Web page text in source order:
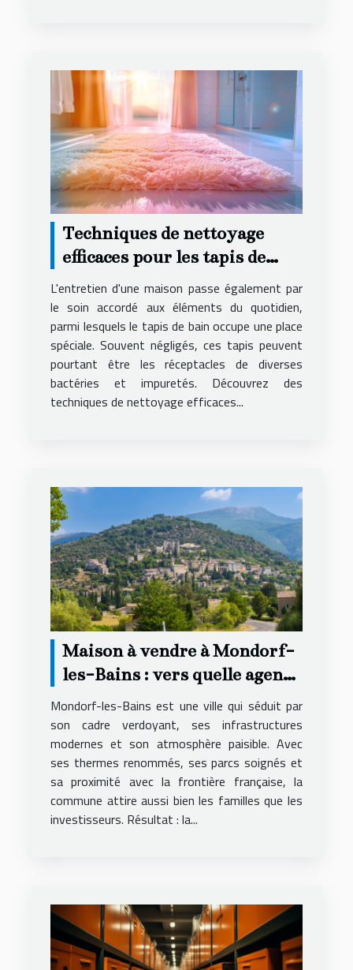
Techniques de nettoyage
efficaces pour les tapis de
bain
L'entretien d'une maison passe également par
le soin accordé aux éléments du quotidien,
parmi lesquels le tapis de bain occupe une place
spéciale. Souvent négligés, ces tapis peuvent
pourtant être les réceptacles de diverses
bactéries et impuretés. Découvrez des
techniques de nettoyage efficaces...
Maison à vendre à Mondorf-
les-Bains : vers quelle agence
se tourner ?
Mondorf-les-Bains est une ville qui séduit par
son cadre verdoyant, ses infrastructures
modernes et son atmosphère paisible. Avec
ses thermes renommés, ses parcs soignés et
sa proximité avec la frontière française, la
commune attire aussi bien les familles que les
investisseurs. Résultat : la...